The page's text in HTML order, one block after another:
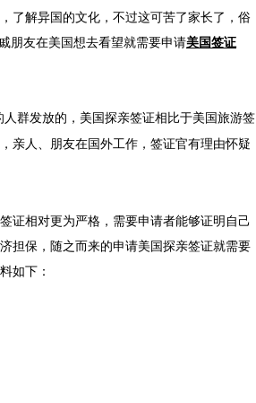
了解异国的文化，不过这可苦了家长了，俗
朋友在美国想去看望就需要申请美国签证
群发放的，美国探亲签证相比于美国旅游签
亲人、朋友在国外工作，签证官有理由怀疑
证相对更为严格，需要申请者能够证明自己
担保，随之而来的申请美国探亲签证就需要
如下：